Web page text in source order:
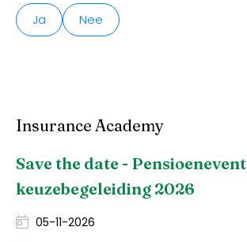
Ja Nee
Insurance Academy
Save the date - Pensioenevent
keuzebegeleiding 2026
05-11-2026